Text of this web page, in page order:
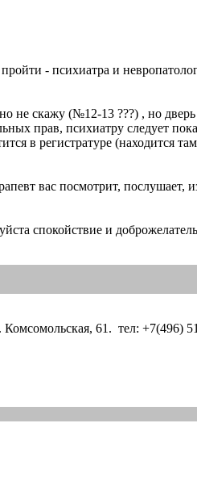
- психиатра и
не скажу (№12-13 ???) , но
прав, психиатру следует
в регистратуре (находится
вас посмотрит, послушает,
спокойствие и
61. тел: +7(496)